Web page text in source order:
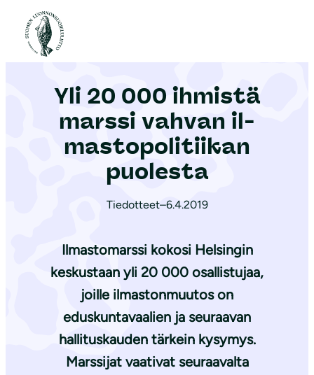
Etusivu
Yli 20 000 ihmistä
marssi vahvan il­
mas­to­po­li­tii­kan
puolesta
Tiedotteet–6.4.2019
Ilmastomarssi kokosi Helsingin
keskustaan yli 20 000 osallistujaa,
joille ilmastonmuutos on
eduskuntavaalien ja seuraavan
hallituskauden tärkein kysymys.
Marssijat vaativat seuraavalta